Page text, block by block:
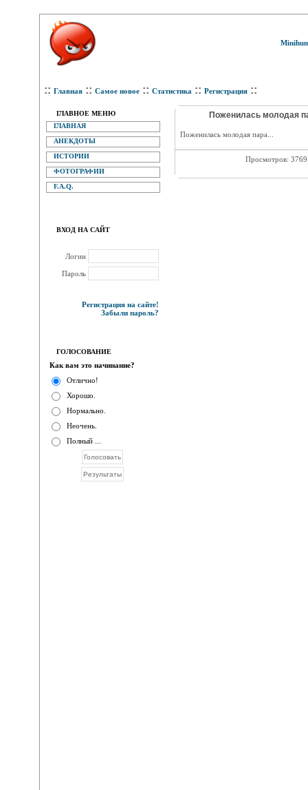
:: Главная :: Самое новое :: Статистика :: Регистрация ::
ГЛАВНОЕ МЕНЮ
ГЛАВНАЯ
АНЕКДОТЫ
ИСТОРИИ
ФОТОГРАФИИ
F.A.Q.
ВХОД НА САЙТ
Логин
Пароль
Регистрация на сайте!
Забыли пароль?
ГОЛОСОВАНИЕ
Как вам это начинание?
Отлично!
Хорошо.
Нормально.
Неочень.
Полный ...
Поженилась молодая
Поженилась молодая пара...
Просмотров: